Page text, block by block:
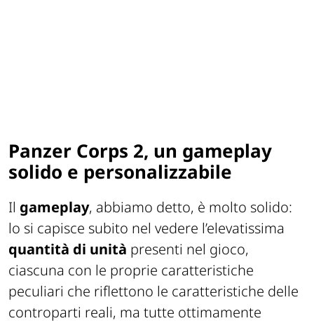
Panzer Corps 2, un gameplay
solido e personalizzabile
Il gameplay, abbiamo detto, è molto solido:
lo si capisce subito nel vedere l’elevatissima
quantità di unità presenti nel gioco,
ciascuna con le proprie caratteristiche
peculiari che riflettono le caratteristiche delle
controparti reali, ma tutte ottimamente